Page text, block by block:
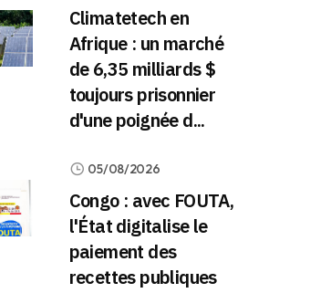
Climatetech en
Afrique : un marché
de 6,35 milliards $
toujours prisonnier
d'une poignée d...
05/08/2026
Congo : avec FOUTA,
l'État digitalise le
paiement des
recettes publiques